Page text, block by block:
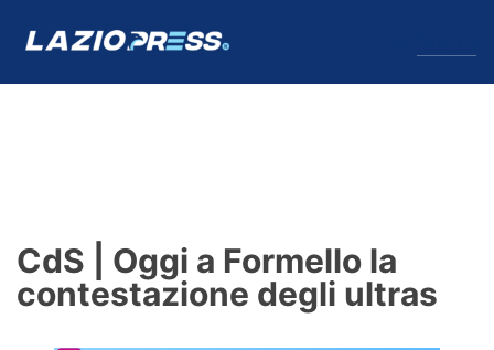
Formello
CdS | Oggi a Formello la
contestazione degli ultras